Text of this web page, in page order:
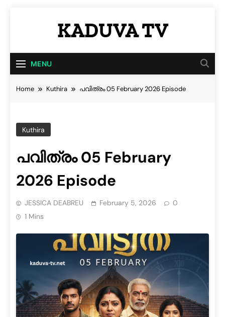
KADUVA TV
MENU
Home Kuthira പവിത്രം 05 February 2026 Episode
Kuthira
പവിത്രം 05 February
2026 Episode
JESSICA DEABREU February 5, 2026
0
1 Mins